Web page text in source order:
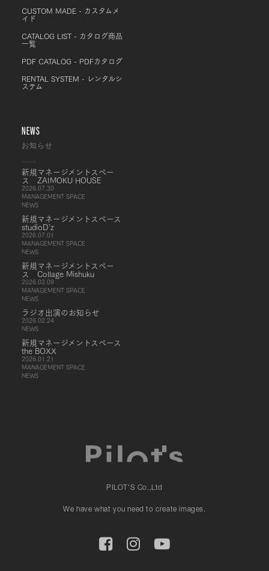
CUSTOM MADE - カスタムメ
イド
CATALOG LIST - カタログ商品
一覧
PDF CATALOG - PDFカタログ
RENTAL SYSTEM - レンタルシ
ステム
NEWS
お知らせ
新規マネージメントスペー
ス ZAIMOKU HOUSE
2026.07.30
MANAGEMENT SPACE
NEWS
新規マネージメントスペース
studioD’z
2026.07.01
MANAGEMENT SPACE
NEWS
新規マネージメントスペー
ス Collage Mishuku
2026.03.09
MANAGEMENT SPACE
NEWS
ラジオ出演のお知らせ
2026.02.24
NEWS
新規マネージメントスペース
the BOXX
2026.01.21
MANAGEMENT SPACE
NEWS
PILOT'S Co.,Ltd
We have what you need to create images.